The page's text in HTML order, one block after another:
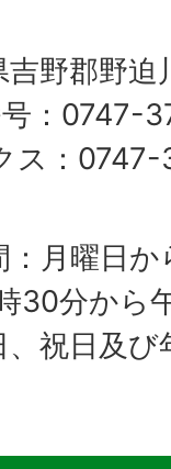
野郡野迫
：0747-
ス：
：月曜日か
30分から
、祝日及